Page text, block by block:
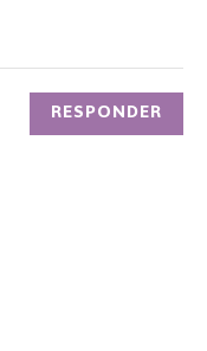
RESPONDER